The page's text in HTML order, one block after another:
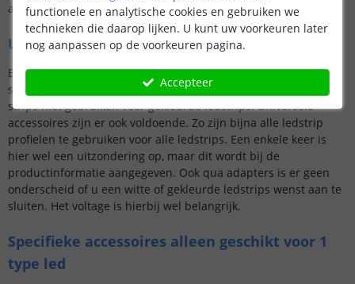
aansluitmaterialen.
Universele accessoires voor ledstrips
Enkele accessoires zijn alleen geschikt voor specifieke led
strips. Zo kunt u een afstandsbediening bedoeld voor witte
strips niet gebruiken voor gekleurde ledstrips. Universele
accessoires zijn er ook voldoende. Zo zijn bijna alle ledstrip
profielen te gebruiken voor alle ledstrips. Een enkele keer is
hier wel een uitzondering op, maar dit wordt bij de
productinformatie aangegeven. Ook qua adapters is er geen
onderscheid of u een witte of gekleurde ledstrips wenst aan te
sluiten. Het voltage is hierbij wel belangrijk.
Specifieke accessoires alleen geschikt voor 1
type led
functionele en analytische cookies en gebruiken we
technieken die daarop lijken. U kunt uw voorkeuren later
nog aanpassen op de voorkeuren pagina.
Accepteer